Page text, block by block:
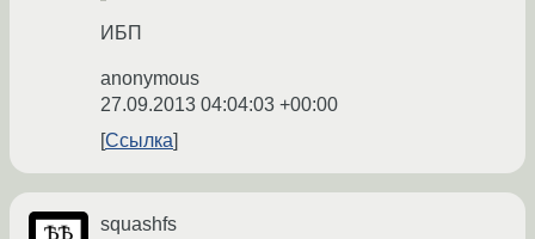
ИБП
anonymous
27.09.2013 04:04:03 +00:00
Ссылка
squashfs